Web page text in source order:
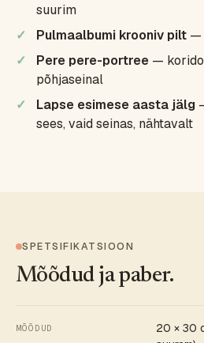
suurim
Pulmaalbumi krooniv pilt —
Pere pere-portree —
põhjaseinal
Lapse esimese aasta jälg
sees, vaid seinas, nähtavalt
SPETSIFIKATSIOON
Mõõdud ja paber.
MÕÕDUD
20 × 30